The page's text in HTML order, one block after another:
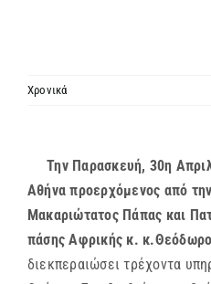
ΕΝΗΜΕΡΩΣΗ
ΣΥΝΔΕΣΕΙΣ
Χρονικά
Την Παρασκευή, 30η
Αθήνα προερχόμενος από
Μακαριώτατος Πάπας και
πάσης Αφρικής κ.
διεκπεραιώσει τρέχοντα